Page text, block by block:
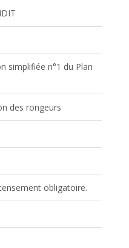
simplifiée n°1 du Plan
des rongeurs
obligatoire.